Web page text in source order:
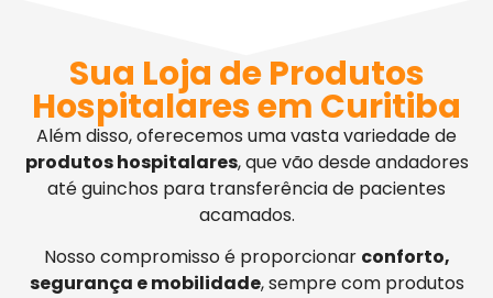
Sua Loja de Produtos
Hospitalares em Curitiba
Além disso, oferecemos uma vasta variedade de
produtos hospitalares, que vão desde andadores
até guinchos para transferência de pacientes
acamados.
Nosso compromisso é proporcionar conforto,
segurança e mobilidade, sempre com produtos